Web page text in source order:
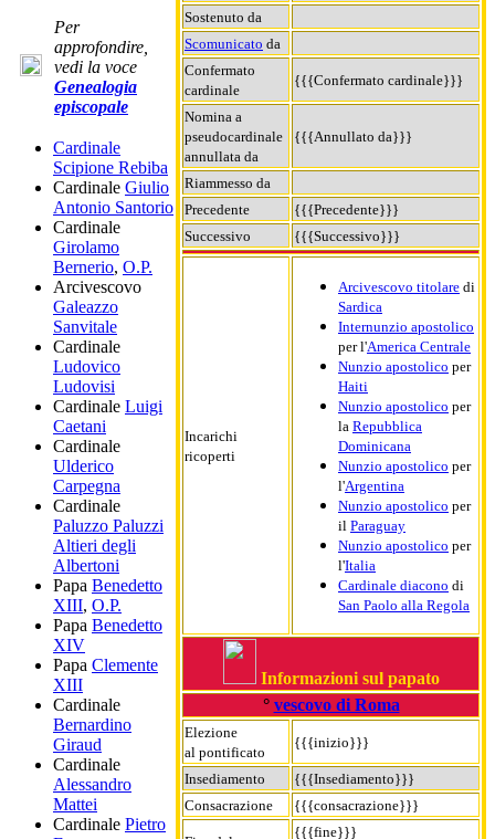
Sostenuto da
Scomunicato da
Confermato
cardinale
{{{Confermato cardinale}}}
Nomina a
pseudocardinale
annullata da
{{{Annullato da}}}
Riammesso da
Precedente
{{{Precedente}}}
Successivo
{{{Successivo}}}
Incarichi
ricoperti
Arcivescovo titolare di
Sardica
Internunzio apostolico
per l'America Centrale
Nunzio apostolico per
Haiti
Nunzio apostolico per
la Repubblica
Dominicana
Nunzio apostolico per
l'Argentina
Nunzio apostolico per
il Paraguay
Nunzio apostolico per
l'Italia
Cardinale diacono di
San Paolo alla Regola
Informazioni sul papato
° vescovo di Roma
Elezione
al pontificato
{{{inizio}}}
Insediamento
{{{Insediamento}}}
Consacrazione
{{{consacrazione}}}
{{{fine}}}
Per
approfondire,
vedi la voce
Genealogia
episcopale
Cardinale
Scipione Rebiba
Cardinale Giulio
Antonio Santorio
Cardinale
Girolamo
Bernerio, O.P.
Arcivescovo
Galeazzo
Sanvitale
Cardinale
Ludovico
Ludovisi
Cardinale Luigi
Caetani
Cardinale
Ulderico
Carpegna
Cardinale
Paluzzo Paluzzi
Altieri degli
Albertoni
Papa Benedetto
XIII, O.P.
Papa Benedetto
XIV
Papa Clemente
XIII
Cardinale
Bernardino
Giraud
Cardinale
Alessandro
Mattei
Cardinale Pietro